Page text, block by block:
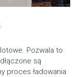
Pozwala to
są
proces ładowania